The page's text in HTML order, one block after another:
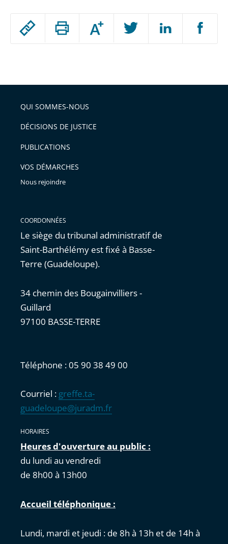
Passer
arriver
après
Augmenter
ou
l'article
pour
avant
QUI SOMMES-NOUS
DÉCISIONS DE JUSTICE
PUBLICATIONS
VOS DÉMARCHES
Nous rejoindre
COORDONNÉES
Le siège du tribunal administratif de
Saint-Barthélémy est fixé à Basse-
Terre (Guadeloupe).
34 chemin des Bougainvilliers -
Guillard
97100 BASSE-TERRE
Téléphone : 05 90 38 49 00
Courriel : greffe.ta-
guadeloupe@juradm.fr
HORAIRES
Heures d'ouverture au public :
du lundi au vendredi
de 8h00 à 13h00
Accueil téléphonique :
Lundi, mardi et jeudi : de 8h à 13h et de 14h à